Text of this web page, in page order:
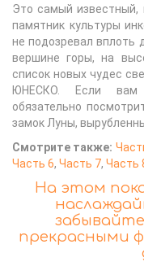
Это самый
памятник культуры
не подозревал вплоть
вершине горы, на
список новых чудес
ЮНЕСКО. Если вам
обязательно
замок Луны,
Смотрите также:
Часть 6, Часть 7, Часть
На этом
прекрасными